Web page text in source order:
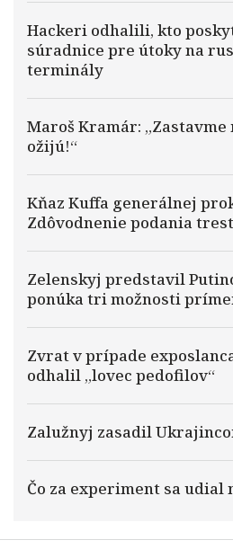
Hackeri odhalili, kto
súradnice pre útoky na
terminály
Maroš Kramár: „Zastavme
ožijú!“
Kňaz Kuffa generálnej
Zdôvodnenie podania
Zelenskyj predstavil
ponúka tri možnosti
Zvrat v prípade
odhalil „lovec pedofilov“
Zalužnyj zasadil
Čo za experiment sa udial